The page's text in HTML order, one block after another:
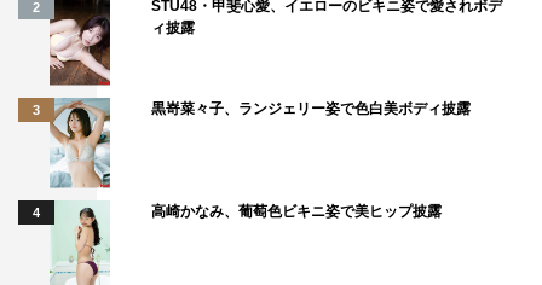
2
STU48・甲斐心愛、イエローのビキニ姿で愛されボデ
ィ披露
3 黒嵜菜々子、ランジェリー姿で色白美ボディ披露
4 高崎かなみ、葡萄色ビキニ姿で美ヒップ披露